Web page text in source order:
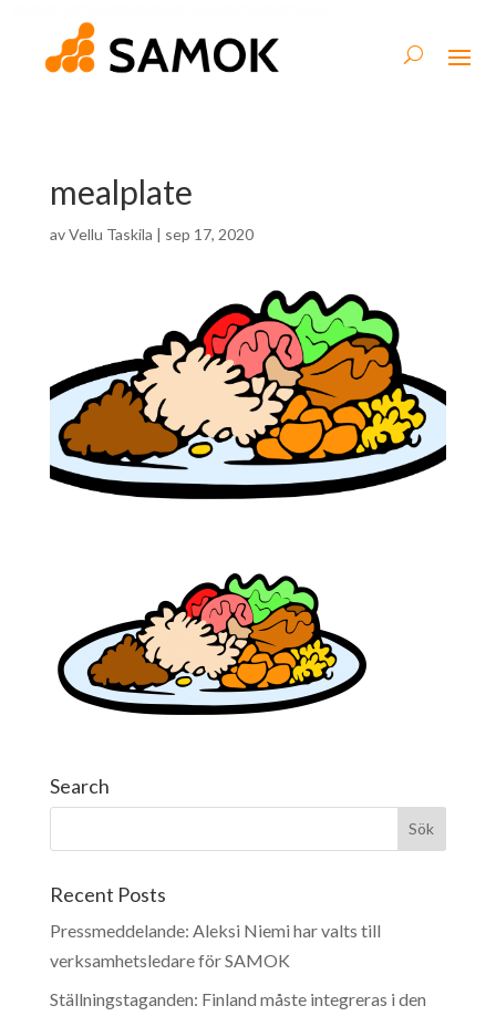
mealplate
avVellu Taskila | sep 17, 2020
Search
Recent Posts
Pressmeddelande: Aleksi Niemi har valts till
verksamhetsledare för SAMOK
Ställningstaganden: Finland måste integreras i den